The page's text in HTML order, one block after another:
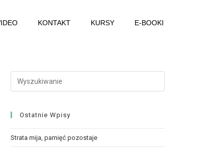
KONTAKT KURSY E-BOOKI
Ostatnie Wpisy
Strata mija, pamięć pozostaje